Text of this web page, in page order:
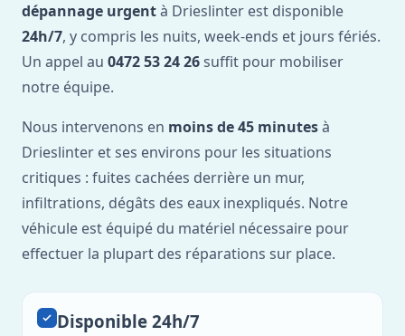
dépannage urgentà Drieslinter est disponible
24h/7, y compris les nuits, week-ends et jours fériés.
Un appel au 0472 53 24 26 suffit pour mobiliser
notre équipe.
Nous intervenons en moins de 45 minutesà
Drieslinter et ses environs pour les situations
critiques : fuites cachées derrière un mur,
infiltrations, dégâts des eaux inexpliqués. Notre
véhicule est équipé du matériel nécessaire pour
effectuer la plupart des réparations sur place.
Disponible 24h/7